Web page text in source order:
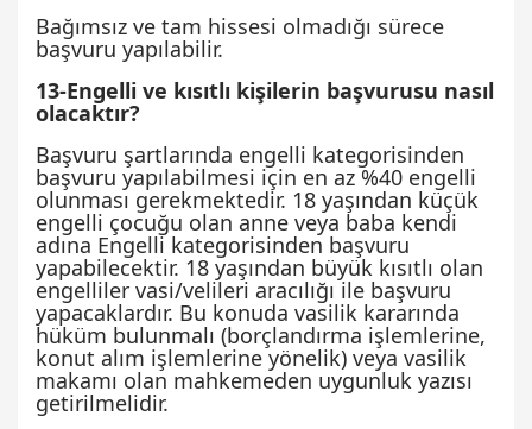
Bağımsız ve tam hissesi olmadığı sürece
başvuru yapılabilir.
13-Engelli ve kısıtlı kişilerin başvurusu nasıl
olacaktır?
Başvuru şartlarında engelli kategorisinden
başvuru yapılabilmesi için en az %40 engelli
olunması gerekmektedir. 18 yaşından küçük
engelli çocuğu olan anne veya baba kendi
adına Engelli kategorisinden başvuru
yapabilecektir. 18 yaşından büyük kısıtlı olan
engelliler vasi/velileri aracılığı ile başvuru
yapacaklardır. Bu konuda vasilik kararında
hüküm bulunmalı (borçlandırma işlemlerine,
konut alım işlemlerine yönelik) veya vasilik
makamı olan mahkemeden uygunluk yazısı
getirilmelidir.